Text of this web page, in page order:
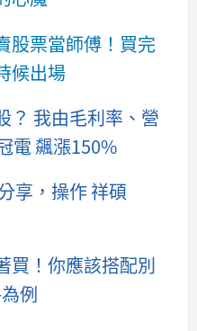
股票當師傅！買完
候出場
？ 我由毛利率、營
電 飆漲150%
享，操作 祥碩
買！你應該搭配別
例